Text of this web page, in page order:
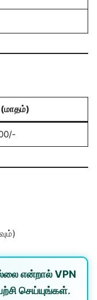
என்றால் VPN
செய்யுங்கள்.